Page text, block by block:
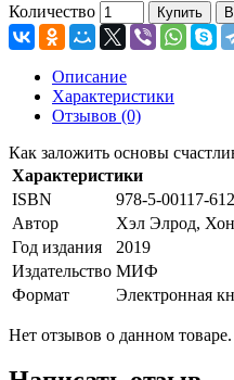
Количество Купить
Описание
Характеристики
Отзывов (0)
Как заложить основы
Характеристики
ISBN
978-5-00117-
Автор
Хэл Элрод,
Год издания
2019
Издательство МИФ
Формат
Электронная
Нет отзывов о данном товаре.